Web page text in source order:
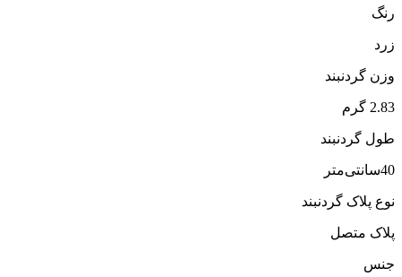
رنگ
زرد
وزن گردنبند
2.83 گرم
طول گردنبند
40سانتی‌متر
نوع پلاک گردنبند
پلاک متصل
جنس